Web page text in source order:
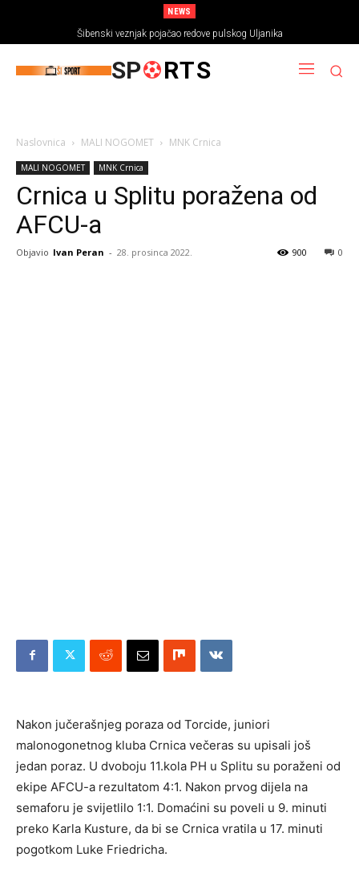
NEWS
Šibenski veznjak pojačao redove pulskog Uljanika
SP RTS
Naslovnica MALI NOGOMET MNK Crnica
MALI NOGOMET MNK Crnica
Crnica u Splitu poražena od
AFCU-a
Objavio Ivan Peran - 28. prosinca 2022. 0
900
Nakon jučerašnjeg poraza od Torcide, juniori
malonogonetnog kluba Crnica večeras su upisali još
jedan poraz. U dvoboju 11.kola PH u Splitu su poraženi od
ekipe AFCU-a rezultatom 4:1. Nakon prvog dijela na
semaforu je svijetlilo 1:1. Domaćini su poveli u 9. minuti
preko Karla Kusture, da bi se Crnica vratila u 17. minuti
pogotkom Luke Friedricha.